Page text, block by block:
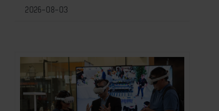
2026-08-03